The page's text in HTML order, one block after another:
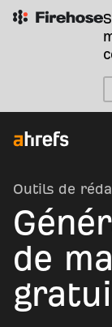
Outils de
de